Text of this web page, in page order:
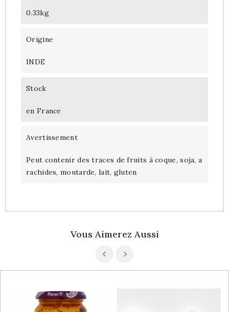
0.33kg
Origine
INDE
Stock
en France
Avertissement
Peut contenir des traces de fruits à coque, soja, a
rachides, moutarde, lait, gluten
Vous Aimerez Aussi